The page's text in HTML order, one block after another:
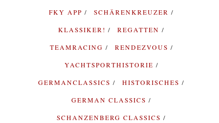
FKY APP
SCHÄRENKREUZER
KLASSIKER!
REGATTEN
TEAMRACING
RENDEZVOUS
YACHTSPORTHISTORIE
GERMANCLASSICS
HISTORISCHES
GERMAN CLASSICS
SCHANZENBERG CLASSICS